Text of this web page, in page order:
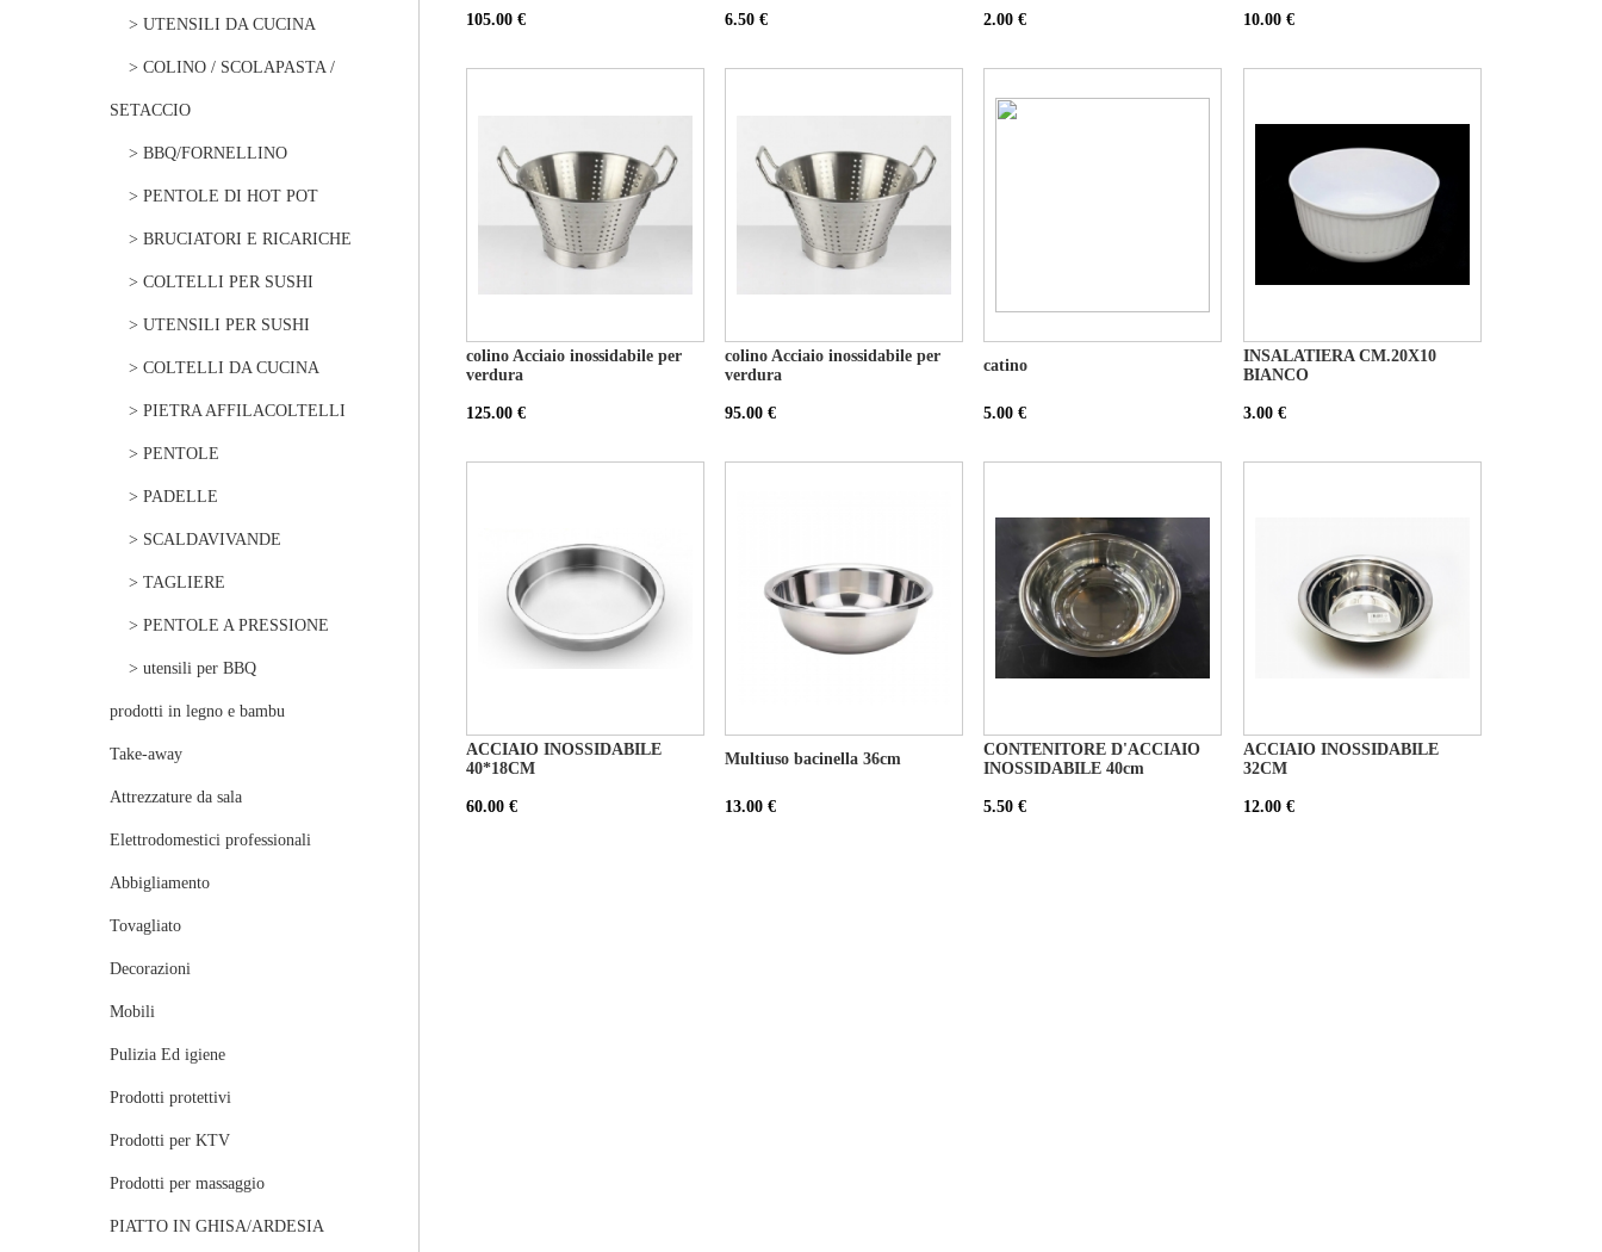
> UTENSILI DA CUCINA
> COLINO / SCOLAPASTA /
SETACCIO
> BBQ/FORNELLINO
> PENTOLE DI HOT POT
> BRUCIATORI E RICARICHE
> COLTELLI PER SUSHI
> UTENSILI PER SUSHI
> COLTELLI DA CUCINA
> PIETRA AFFILACOLTELLI
> PENTOLE
> PADELLE
> SCALDAVIVANDE
> TAGLIERE
> PENTOLE A PRESSIONE
> utensili per BBQ
prodotti in legno e bambu
Take-away
Attrezzature da sala
Elettrodomestici professionali
Abbigliamento
Tovagliato
Decorazioni
Mobili
Pulizia Ed igiene
Prodotti protettivi
Prodotti per KTV
Prodotti per massaggio
PIATTO IN GHISA/ARDESIA
105.00 € 6.50 € 2.00 € 10.00 €
colino Acciaio inossidabile per
verdura
125.00 €
colino Acciaio inossidabile per
verdura
95.00 €
catino
5.00 €
INSALATIERA CM.20X10
BIANCO
3.00 €
ACCIAIO INOSSIDABILE
40*18CM
60.00 €
Multiuso bacinella 36cm
13.00 €
CONTENITORE D'ACCIAIO
INOSSIDABILE 40cm
5.50 €
ACCIAIO INOSSIDABILE
32CM
12.00 €